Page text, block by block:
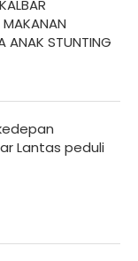
MAKANAN
ANAK STUNTING
Lantas peduli